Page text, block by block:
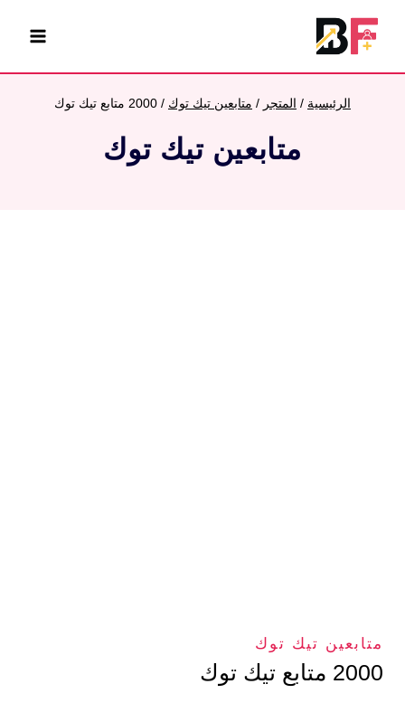
المحتوى
الرئيسية / المتجر / متابعين تيك توك / 2000 متابع تيك توك
متابعين تيك توك
متابعين تيك توك
2000 متابع تيك توك